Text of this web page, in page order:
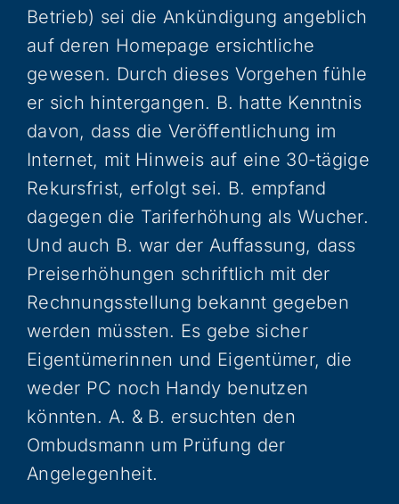
Betrieb) sei die Ankündigung angeblich
auf deren Homepage ersichtliche
gewesen. Durch dieses Vorgehen fühle
er sich hintergangen. B. hatte Kenntnis
davon, dass die Veröffentlichung im
Internet, mit Hinweis auf eine 30-tägige
Rekursfrist, erfolgt sei. B. empfand
dagegen die Tariferhöhung als Wucher.
Und auch B. war der Auffassung, dass
Preiserhöhungen schriftlich mit der
Rechnungsstellung bekannt gegeben
werden müssten. Es gebe sicher
Eigentümerinnen und Eigentümer, die
weder PC noch Handy benutzen
könnten. A. & B. ersuchten den
Ombudsmann um Prüfung der
Angelegenheit.